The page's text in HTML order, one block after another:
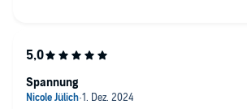
Spannung